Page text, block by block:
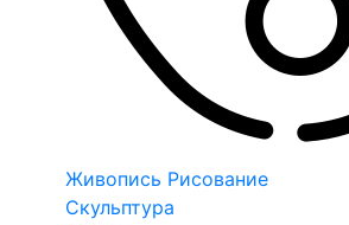
Живопись Рисование
Скульптура